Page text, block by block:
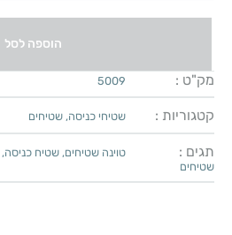
הוספה לסל
מק"ט : 5009
קטגוריות : שטיחי כניסה, שטיחים
תגים : טוינה שטיחים, שטיח כניסה,
שטיחים